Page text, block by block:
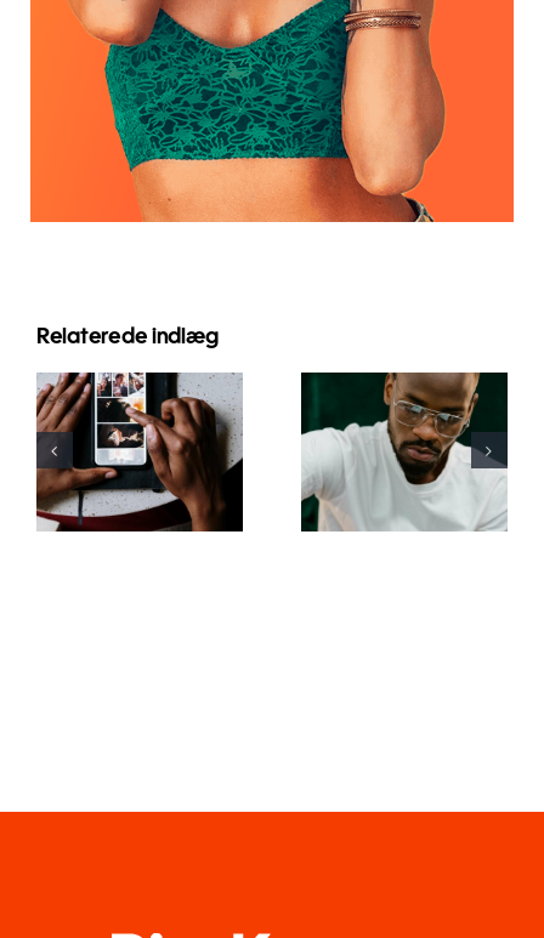
Relaterede indlæg
Bedste apps
til at
animere
fotos til
fængende
Facebook-
Top 17
Avancerede
Tips til at
Forstå
TikTok